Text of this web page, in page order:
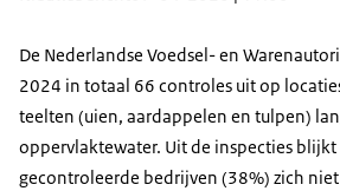
De Nederlandse Voedsel- en
2024 in totaal 66 controles uit op
teelten (uien, aardappelen en tulpen)
oppervlaktewater. Uit de inspecties blijkt
gecontroleerde bedrijven (38%) zich niet